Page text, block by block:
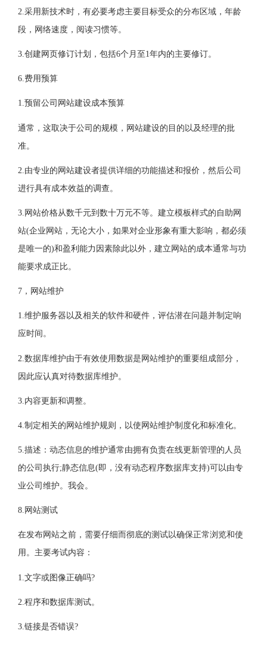
2.采用新技术时，有必要考虑主要目标受众的分布区域，年龄
段，网络速度，阅读习惯等。
3.创建网页修订计划，包括6个月至1年内的主要修订。
6.费用预算
1.预留公司网站建设成本预算
通常，这取决于公司的规模，网站建设的目的以及经理的批
准。
2.由专业的网站建设者提供详细的功能描述和报价，然后公司
进行具有成本效益的调查。
3.网站价格从数千元到数十万元不等。建立模板样式的自助网
站(企业网站，无论大小，如果对企业形象有重大影响，都必须
是唯一的)和盈利能力因素除此以外，建立网站的成本通常与功
能要求成正比。
7，网站维护
1.维护服务器以及相关的软件和硬件，评估潜在问题并制定响
应时间。
2.数据库维护由于有效使用数据是网站维护的重要组成部分，
因此应认真对待数据库维护。
3.内容更新和调整。
4.制定相关的网站维护规则，以使网站维护制度化和标准化。
5.描述：动态信息的维护通常由拥有负责在线更新管理的人员
的公司执行;静态信息(即，没有动态程序数据库支持)可以由专
业公司维护。我会。
8.网站测试
在发布网站之前，需要仔细而彻底的测试以确保正常浏览和使
用。主要考试内容：
1.文字或图像正确吗?
2.程序和数据库测试。
3.链接是否错误?